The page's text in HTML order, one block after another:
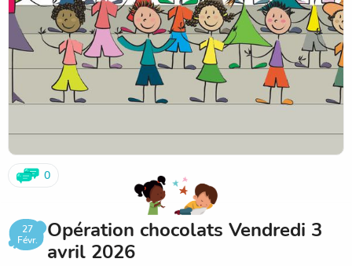
0
27
Févr.
Opération chocolats Vendredi 3
avril 2026